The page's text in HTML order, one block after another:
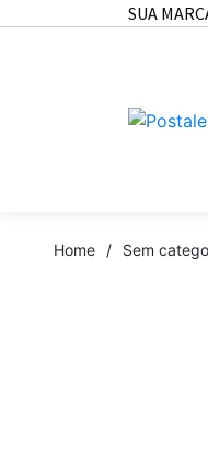
SUA
Home / Sem